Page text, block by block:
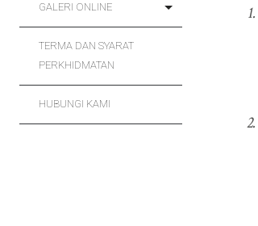
GALERI ONLINE
TERMA DAN SYARAT
PERKHIDMATAN
HUBUNGI KAMI